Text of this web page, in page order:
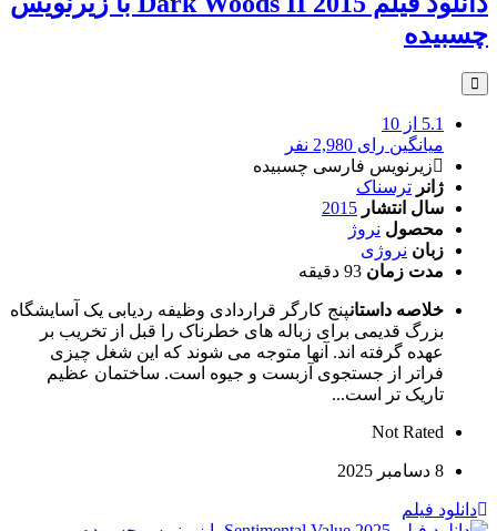
چسبیده
5.1 از 10
میانگین رای 2,980 نفر
زیرنویس فارسی چسبیده
ژانر ترسناک
سال انتشار 2015
محصول نروژ
زبان نروژی
مدت زمان 93 دقیقه
خلاصه داستانپنج کارگر قراردادی وظیفه ردیابی یک آسایشگاه
بزرگ قدیمی برای زباله های خطرناک را قبل از تخریب بر
عهده گرفته اند. آنها متوجه می شوند که این شغل چیزی
فراتر از جستجوی آزبست و جیوه است. ساختمان عظیم
تاریک تر است...
Not Rated
8 دسامبر 2025
دانلود فیلم